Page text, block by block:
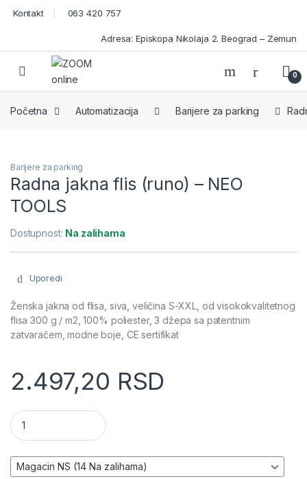
Skip to navigation
Skip to content
Kontakt 063 420 757
Adresa: Episkopa Nikolaja 2. Beograd – Zemun
Open 0
Početna Automatizacija Barijere za parking
Barijere za parking
Radna jakna flis (runo) – NEO
TOOLS
Dostupnost: Na zalihama
Uporedi
Ženska jakna od flisa, siva, veličina S-XXL, od visokokvalitetnog
flisa 300 g / m2, 100% poliester, 3 džepa sa patentnim
zatvaračem, modne boje, CE sertifikat
2.497,20 RSD
Radna jakna flis (runo) - NEO TOOLS količina